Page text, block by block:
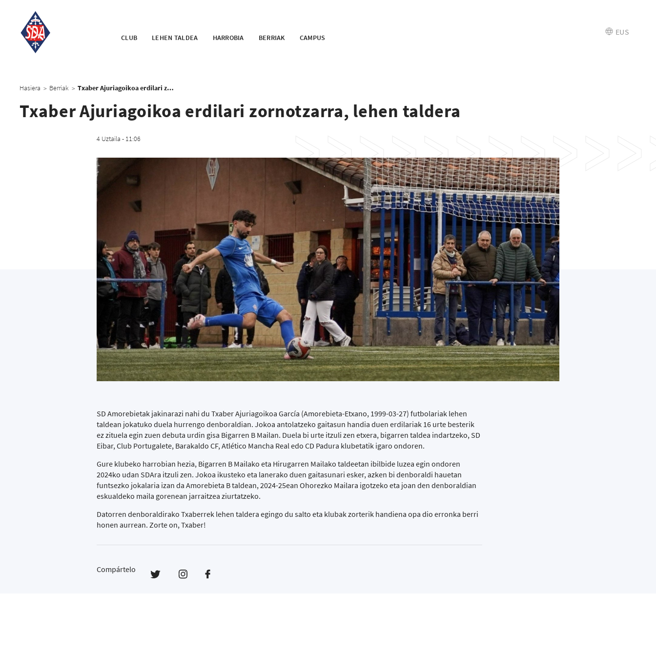
CLUB LEHEN TALDEA HARROBIA BERRIAK CAMPUS
EUS
Hasiera > Berriak > Txaber Ajuriagoikoa erdilari zornotzarra, lehen taldera
Txaber Ajuriagoikoa erdilari zornotzarra, lehen taldera
4 Uztaila - 11:06
SD Amorebietak jakinarazi nahi du Txaber Ajuriagoikoa García (Amorebieta-Etxano, 1999-03-27) futbolariak lehen
taldean jokatuko duela hurrengo denboraldian. Jokoa antolatzeko gaitasun handia duen erdilariak 16 urte besterik
ez zituela egin zuen debuta urdin gisa Bigarren B Mailan. Duela bi urte itzuli zen etxera, bigarren taldea indartzeko, SD
Eibar, Club Portugalete, Barakaldo CF, Atlético Mancha Real edo CD Padura klubetatik igaro ondoren.
Gure klubeko harrobian hezia, Bigarren B Mailako eta Hirugarren Mailako taldeetan ibilbide luzea egin ondoren
2024ko udan SDAra itzuli zen. Jokoa ikusteko eta lanerako duen gaitasunari esker, azken bi denboraldi hauetan
funtsezko jokalaria izan da Amorebieta B taldean, 2024-25ean Ohorezko Mailara igotzeko eta joan den denboraldian
eskualdeko maila gorenean jarraitzea ziurtatzeko.
Datorren denboraldirako Txaberrek lehen taldera egingo du salto eta klubak zorterik handiena opa dio erronka berri
honen aurrean. Zorte on, Txaber!
Compártelo